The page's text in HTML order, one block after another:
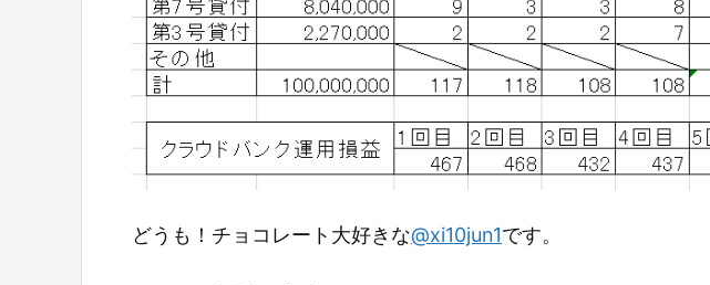
どうも！チョコレート大好きな@xi10jun1です。